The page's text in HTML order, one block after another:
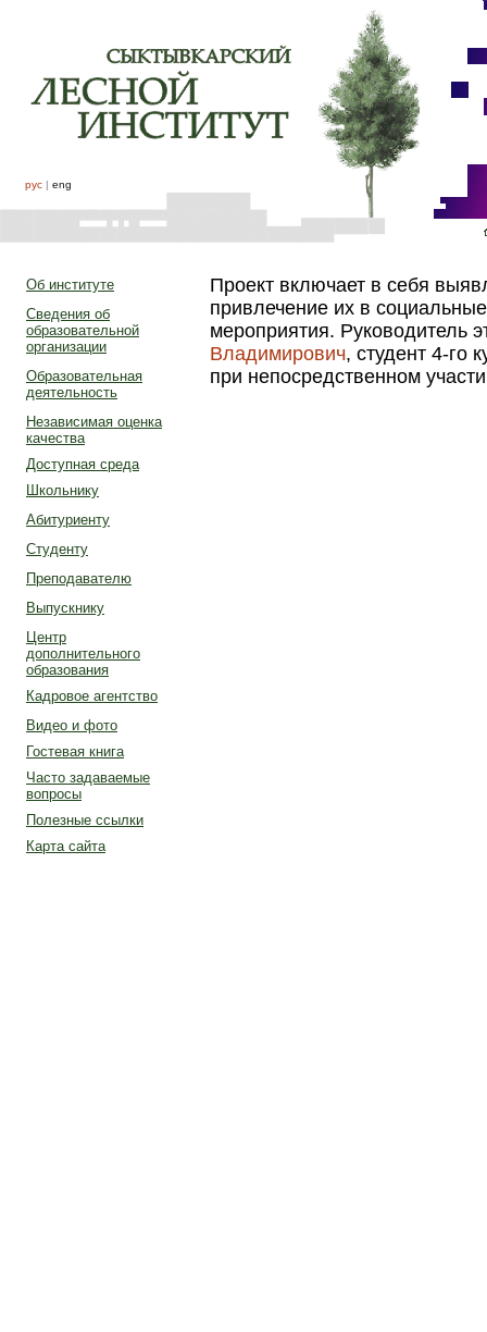
рус | eng
Об институте
Сведения об
образовательной
организации
Образовательная
деятельность
Независимая оценка
качества
Доступная среда
Школьнику
Абитуриенту
Студенту
Преподавателю
Выпускнику
Центр
дополнительного
образования
Кадровое агентство
Видео и фото
Гостевая книга
Часто задаваемые
вопросы
Полезные ссылки
Карта сайта
Проект включает в себя
привлечение их в
мероприятия. Руководитель
Владимирович, студент 4-го
при непосредственном